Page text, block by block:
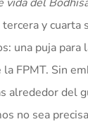
y cuarta
una puja para
FPMT. Sin
alrededor del
no sea